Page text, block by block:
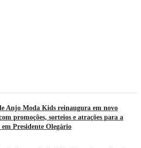
Anjo Moda Kids reinaugura em novo
promoções, sorteios e atrações para a
Presidente Olegário